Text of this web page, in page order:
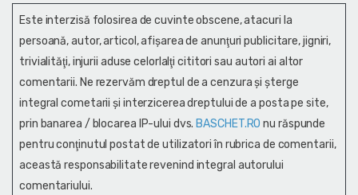
Este interzisă folosirea de cuvinte obscene, atacuri la
persoană, autor, articol, afişarea de anunţuri publicitare, jigniri,
trivialităţi, injurii aduse celorlalţi cititori sau autori ai altor
comentarii. Ne rezervăm dreptul de a cenzura și şterge
integral cometarii și interzicerea dreptului de a posta pe site,
prin banarea / blocarea IP-ului dvs. BASCHET.RO nu răspunde
pentru conţinutul postat de utilizatori în rubrica de comentarii,
această responsabilitate revenind integral autorului
comentariului.